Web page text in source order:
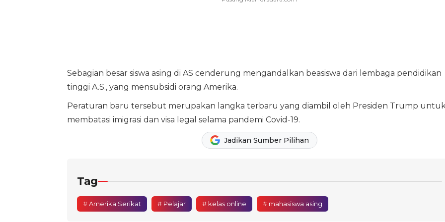
Sebagian besar siswa asing di AS cenderung mengandalkan beasiswa dari lembaga pendidikan
tinggi A.S., yang mensubsidi orang Amerika.
Peraturan baru tersebut merupakan langka terbaru yang diambil oleh Presiden Trump
membatasi imigrasi dan visa legal selama pandemi Covid-19.
Jadikan Sumber Pilihan
Tag
# Amerika Serikat # Pelajar # kelas online # mahasiswa asing